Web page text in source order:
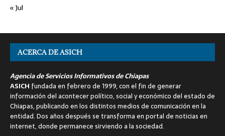
« Jul
ACERCA DE ASICH
Agencia de Servicios Informativos de Chiapas
ASICH fundada en febrero de 1999, con el fin de generar
información del acontecer político, social y económico del estado de
Chiapas, publicando en los distintos medios de comunicación en la
entidad. Dos años después se transforma en portal de noticias en
internet, donde permanece sirviendo a la sociedad.